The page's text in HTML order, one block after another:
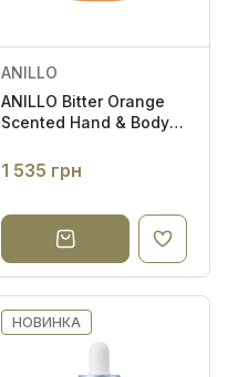
ANILLO
ANILLO Bitter Orange
Scented Hand & Body
рук і тіла
1 535 грн
НОВИНКА